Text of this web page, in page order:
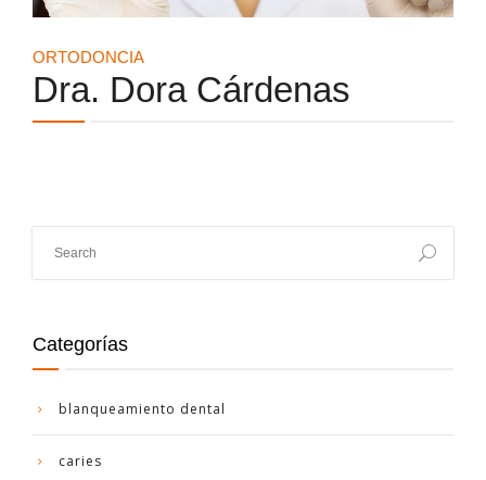
ORTODONCIA
Dra. Dora Cárdenas
Categorías
blanqueamiento dental
caries